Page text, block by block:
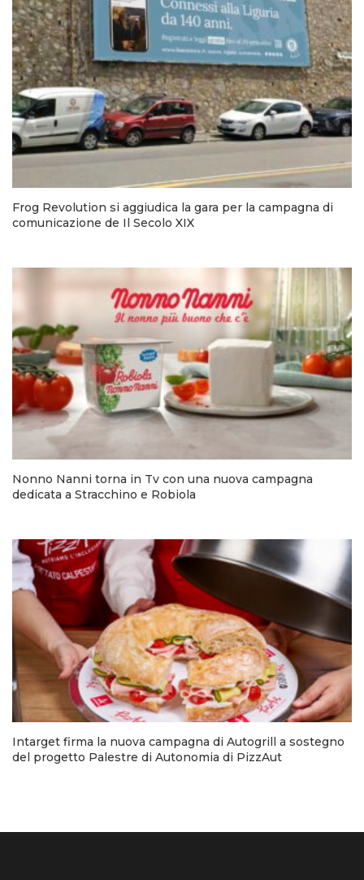
Frog Revolution si aggiudica la gara per la campagna di
comunicazione de Il Secolo XIX
Nonno Nanni torna in Tv con una nuova campagna
dedicata a Stracchino e Robiola
Intarget firma la nuova campagna di Autogrill a sostegno
del progetto Palestre di Autonomia di PizzAut